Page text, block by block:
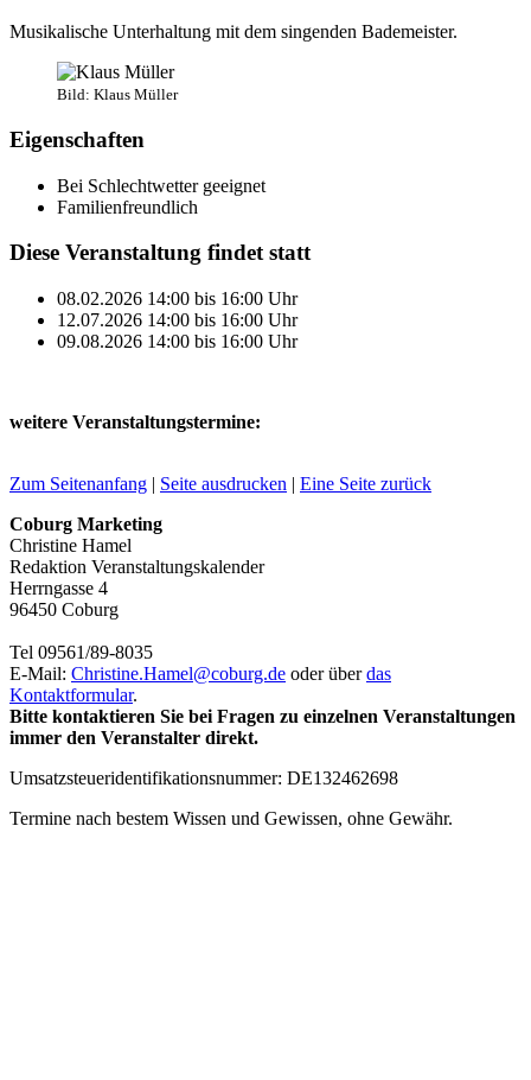
Musikalische Unterhaltung mit dem singenden Bademeister.
Bild: Klaus Müller
Eigenschaften
Bei Schlechtwetter geeignet
Familienfreundlich
Diese Veranstaltung findet statt
08.02.2026 14:00 bis 16:00 Uhr
12.07.2026 14:00 bis 16:00 Uhr
09.08.2026 14:00 bis 16:00 Uhr
weitere Veranstaltungstermine:
Zum Seitenanfang | Seite ausdrucken | Eine Seite zurück
Coburg Marketing
Christine Hamel
Redaktion Veranstaltungskalender
Herrngasse 4
96450 Coburg
Tel 09561/89-8035
E-Mail: Christine.Hamel@coburg.de oder überdas
Kontaktformular.
Bitte kontaktieren Sie bei Fragen zu einzelnen Veranstaltungen
immer den Veranstalter direkt.
Umsatzsteueridentifikationsnummer: DE132462698
Termine nach bestem Wissen und Gewissen, ohne Gewähr.